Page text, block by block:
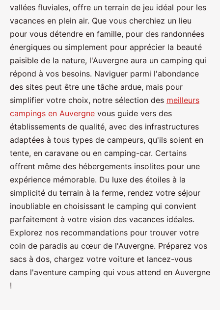
vallées fluviales, offre un terrain de jeu idéal pour les
vacances en plein air. Que vous cherchiez un lieu
pour vous détendre en famille, pour des randonnées
énergiques ou simplement pour apprécier la beauté
paisible de la nature, l'Auvergne aura un camping qui
répond à vos besoins. Naviguer parmi l'abondance
des sites peut être une tâche ardue, mais pour
simplifier votre choix, notre sélection des meilleurs
campings en Auvergne vous guide vers des
établissements de qualité, avec des infrastructures
adaptées à tous types de campeurs, qu'ils soient en
tente, en caravane ou en camping-car. Certains
offrent même des hébergements insolites pour une
expérience mémorable. Du luxe des étoiles à la
simplicité du terrain à la ferme, rendez votre séjour
inoubliable en choisissant le camping qui convient
parfaitement à votre vision des vacances idéales.
Explorez nos recommandations pour trouver votre
coin de paradis au cœur de l'Auvergne. Préparez vos
sacs à dos, chargez votre voiture et lancez-vous
dans l'aventure camping qui vous attend en Auvergne
!